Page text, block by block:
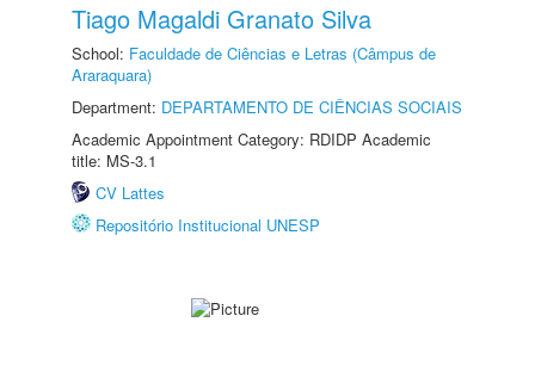
Tiago Magaldi Granato Silva
School: Faculdade de Ciências e Letras (Câmpus de
Araraquara)
Department: DEPARTAMENTO DE CIÊNCIAS SOCIAIS
Academic Appointment Category: RDIDP Academic
title: MS-3.1
CV Lattes
Repositório Institucional UNESP